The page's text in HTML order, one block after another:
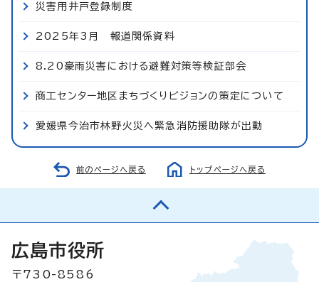
災害用井戸登録制度
2025年3月 報道関係資料
8.20豪雨災害における避難対策等検証部会
商工センター地区まちづくりビジョンの策定について
愛媛県今治市林野火災へ緊急消防援助隊が出動
前のページへ戻る トップページへ戻る
広島市役所
〒730-8586